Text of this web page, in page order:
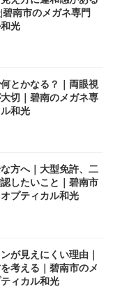
南市のメガネ専門
光
とかなる？｜両眼視
切｜碧南のメガネ専
和光
方へ｜大型免許、二
したいこと｜碧南市
プティカル和光
が見えにくい理由｜
考える｜碧南市のメ
ィカル和光